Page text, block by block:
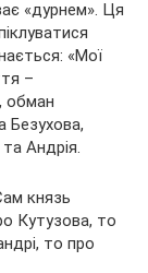
«дурнем». Ця
«Мої
–
обман
Безухова,
Андрія.
князь
Кутузова, то
то про